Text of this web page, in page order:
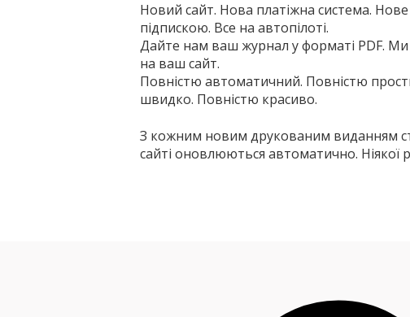
Новий сайт. Нова платіжна система. Нове
підпискою. Все на автопілоті.
Дайте нам ваш журнал у форматі PDF.
на ваш сайт.
Повністю автоматичний. Повністю
швидко. Повністю красиво.
З кожним новим друкованим виданням
сайті оновлюються автоматично. Ніякої